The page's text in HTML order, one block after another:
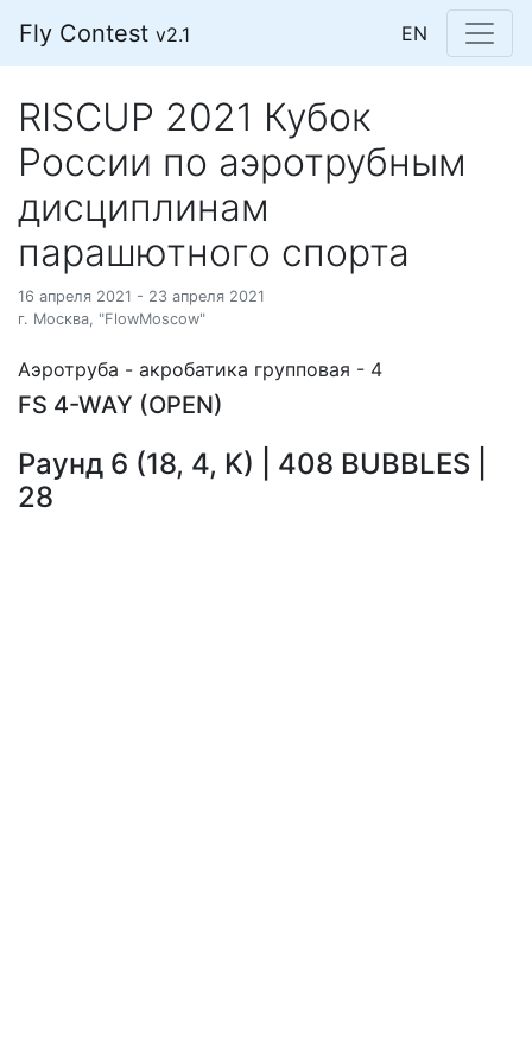
Fly Contest v2.1 EN
RISCUP 2021 Кубок
России по аэротрубным
дисциплинам
парашютного спорта
16 апреля 2021 - 23 апреля 2021
г. Москва, "FlowMoscow"
Аэротруба - акробатика групповая - 4
FS 4-WAY (OPEN)
Раунд 6 (18, 4, K) | 408 BUBBLES |
28